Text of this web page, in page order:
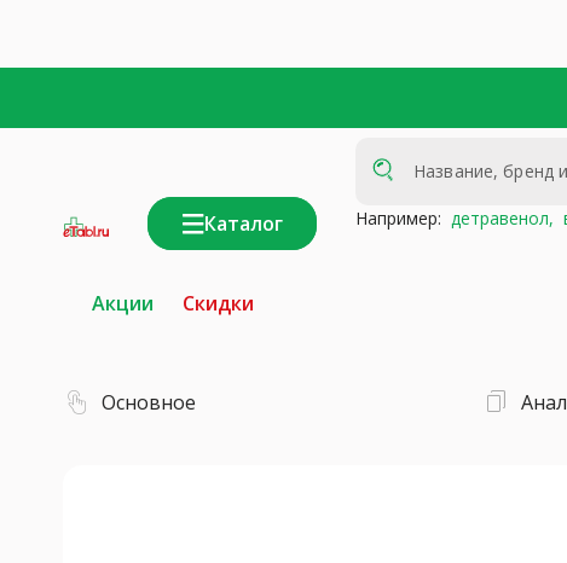
Каталог Например: детравенол,
Акции Скидки
Основное